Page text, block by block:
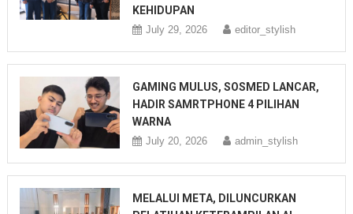
KEHIDUPAN
July 29, 2026 editor_stylish
GAMING MULUS, SOSMED LANCAR,
HADIR SAMRTPHONE 4 PILIHAN
WARNA
July 20, 2026 admin_stylish
MELALUI META, DILUNCURKAN